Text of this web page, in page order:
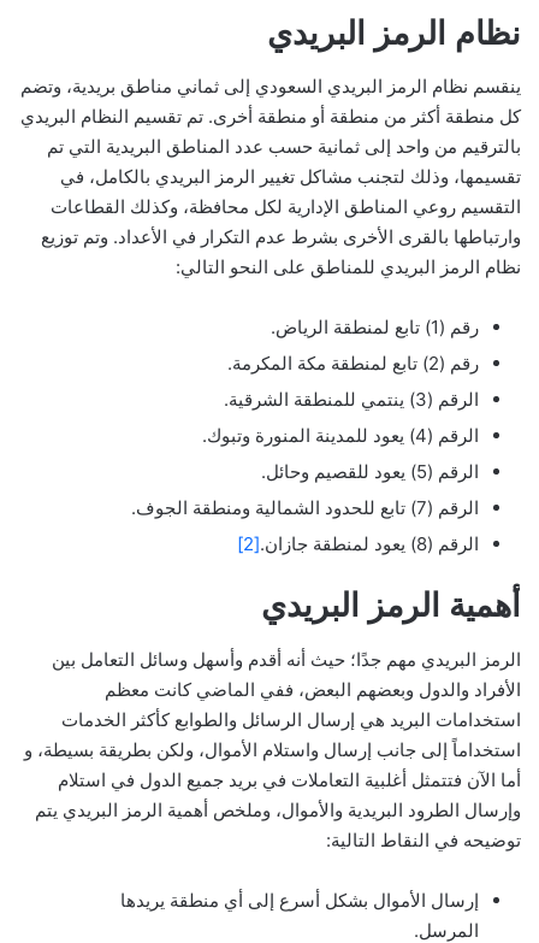
نظام الرمز البريدي
ينقسم نظام الرمز البريدي السعودي إلى ثماني مناطق بريدية، وتضم
كل منطقة أكثر من منطقة أو منطقة أخرى. تم تقسيم النظام البريدي
بالترقيم من واحد إلى ثمانية حسب عدد المناطق البريدية التي تم
تقسيمها، وذلك لتجنب مشاكل تغيير الرمز البريدي بالكامل، في
التقسيم روعي المناطق الإدارية لكل محافظة، وكذلك القطاعات
وارتباطها بالقرى الأخرى بشرط عدم التكرار في الأعداد. وتم توزيع
نظام الرمز البريدي للمناطق على النحو التالي:
رقم (1) تابع لمنطقة الرياض.
رقم (2) تابع لمنطقة مكة المكرمة.
الرقم (3) ينتمي للمنطقة الشرقية.
الرقم (4) يعود للمدينة المنورة وتبوك.
الرقم (5) يعود للقصيم وحائل.
الرقم (7) تابع للحدود الشمالية ومنطقة الجوف.
الرقم (8) يعود لمنطقة جازان.
[2]
أهمية الرمز البريدي
الرمز البريدي مهم جدًا؛ حيث أنه أقدم وأسهل وسائل التعامل بين
الأفراد والدول وبعضهم البعض، ففي الماضي كانت معظم
استخدامات البريد هي إرسال الرسائل والطوابع كأكثر الخدمات
استخداماً إلى جانب إرسال واستلام الأموال، ولكن بطريقة بسيطة، و
أما الآن فتتمثل أغلبية التعاملات في بريد جميع الدول في استلام
وإرسال الطرود البريدية والأموال، وملخص أهمية الرمز البريدي يتم
توضيحه في النقاط التالية:
إرسال الأموال بشكل أسرع إلى أي منطقة يريدها
المرسل.